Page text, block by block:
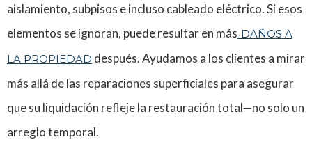
aislamiento, subpisos e incluso cableado eléctrico. Si esos
elementos se ignoran, puede resultar en más DAÑOS A
LA PROPIEDAD después. Ayudamos a los clientes a mirar
más allá de las reparaciones superficiales para asegurar
que su liquidación refleje la restauración total—no solo un
arreglo temporal.